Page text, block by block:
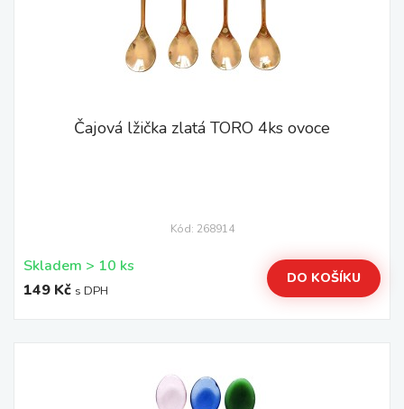
Čajová lžička zlatá TORO 4ks ovoce
Kód: 268914
Skladem > 10 ks
149 Kč s DPH
DO KOŠÍKU